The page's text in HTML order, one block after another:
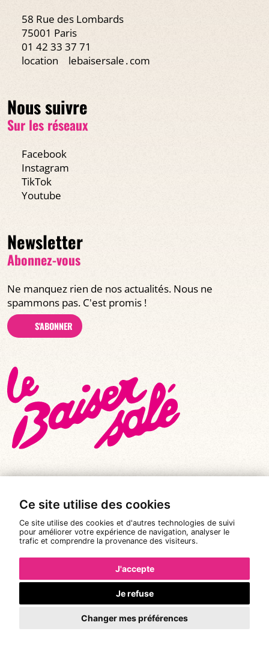
Ce site utilise des cookies
Ce site utilise des cookies et d'autres technologies de suivi
pour améliorer votre expérience de navigation, analyser le
trafic et comprendre la provenance des visiteurs.
J'accepte
Je refuse
Changer mes préférences
58 Rue des Lombards
75001 Paris
01 42 33 37 71
location
lebaisersale․com
Nous suivre
Sur les réseaux
Facebook
Instagram
TikTok
Youtube
Newsletter
Abonnez-vous
Ne manquez rien de nos actualités. Nous ne
spammons pas. C'est promis !
S'ABONNER
© Tous droits réservés 2026 |
Le Baiser Salé
Mentions légales
Politique de confidentialité
Conditions Générales de Vente
Réalisation :Pixéine